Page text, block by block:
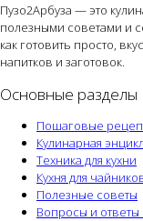
Пузо2Арбуза — это
полезными советами и
как готовить просто,
напитков и заготовок.
Основные разделы
Пошаговые
Кулинарная
Техника для кухни
Кухня для
Полезные советы
Вопросы и ответы